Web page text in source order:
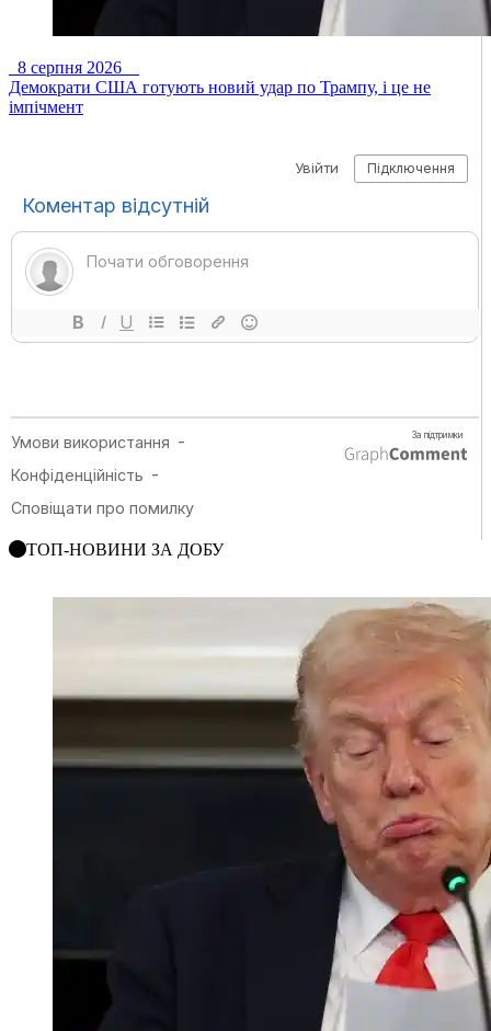
8 серпня 2026
Демократи США готують новий удар по Трампу, і це не
імпічмент
ТОП-НОВИНИ ЗА ДОБУ